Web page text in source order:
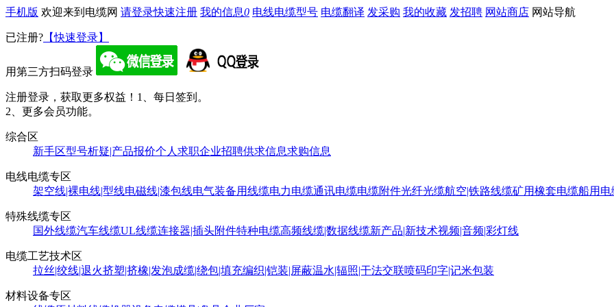
手机版 欢迎来到电缆网 请登录快速注册 我的信息0 电线电缆型号 电缆翻译 发采购 我的收藏 发招聘 网站商店 网站导航
已注册? 【快速登录】
用第三方扫码登录
注册登录，获取更多权益！ 1、每日签到。
2、更多会员功能。
综合区
新手区型号析疑|产品报价个人求职企业招聘供求信息求购信息
电线电缆专区
架空线|裸电线|型线电磁线|漆包线电气装备用线缆电力电缆通讯电缆电缆附件光纤光缆航空|铁路线缆矿用橡套电缆船用电
特殊线缆专区
国外线缆汽车线缆UL线缆连接器|插头附件特种电缆高频线缆|数据线缆新产品|新技术视频|音频|彩灯线
电缆工艺技术区
拉丝|绞线|退火挤塑|挤橡|发泡成缆|绕包|填充编织|铠装|屏蔽温水|辐照|干法交联喷码印字|记米包装
材料设备专区